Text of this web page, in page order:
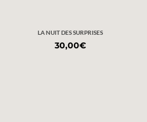
LA NUIT DES SURPRISES
30,00€